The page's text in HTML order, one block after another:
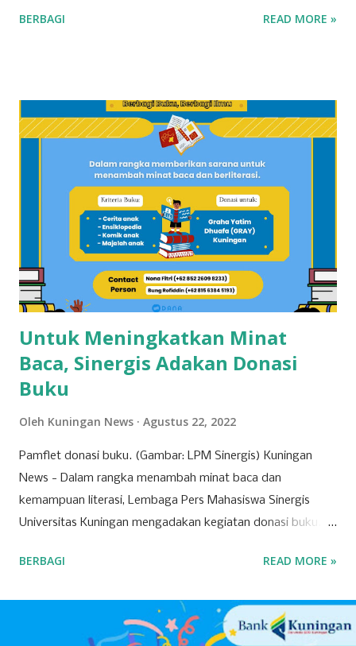
tujuh kecamatan di Kabupaten Kuningan yang mencatat
Dengan produksi sebesar 45.702 ton, Kecamatan Cilimus
menyumbangkan hampir setengah dari total produksi ubi
jalar di wilayah ini. Kondisi tanah yang subur dan teknik
pertanian yang optimal menjadikan Cilimus sebagai sentra
utama produksi ubi jalar. 2. Kecamatan Cigandamekar
Posisi kedua ditempati oleh Kecamatan Cigandamekar
dengan total produksi mencapai 28.966 ton. Daerah ini
dikenal dengan pertanian yang beragam dan kualitas ubi
jalar yang baik, sehingga mampu bersaing dengan ...
BERBAGI READ MORE »
Untuk Meningkatkan Minat
Baca, Sinergis Adakan Donasi
Buku
Oleh Kuningan News Agustus 22, 2022
Pamflet donasi buku. (Gambar: LPM Sinergis) Kuningan
News - Dalam rangka menambah minat baca dan
kemampuan literasi, Lembaga Pers Mahasiswa Sinergis
Universitas Kuningan mengadakan kegiatan donasi buku.
Yatim Dhu'afa Kuningan. Pengumpulan donasi buku
Adapun genre buku yang diterima adalah buku cerita,
komik, dan majalah untuk anak serta ensiklopedia. Bagi
BERBAGI READ MORE »